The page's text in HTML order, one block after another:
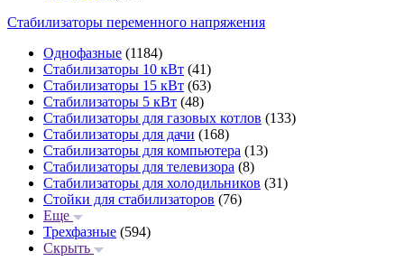
Стабилизаторы переменного напряжения
Однофазные (1184)
Стабилизаторы 10 кВт (41)
Стабилизаторы 15 кВт (63)
Стабилизаторы 5 кВт (48)
Стабилизаторы для газовых котлов (133)
Стабилизаторы для дачи (168)
Стабилизаторы для компьютера (13)
Стабилизаторы для телевизора (8)
Стабилизаторы для холодильников (31)
Стойки для стабилизаторов (76)
Еще
Трехфазные (594)
Скрыть